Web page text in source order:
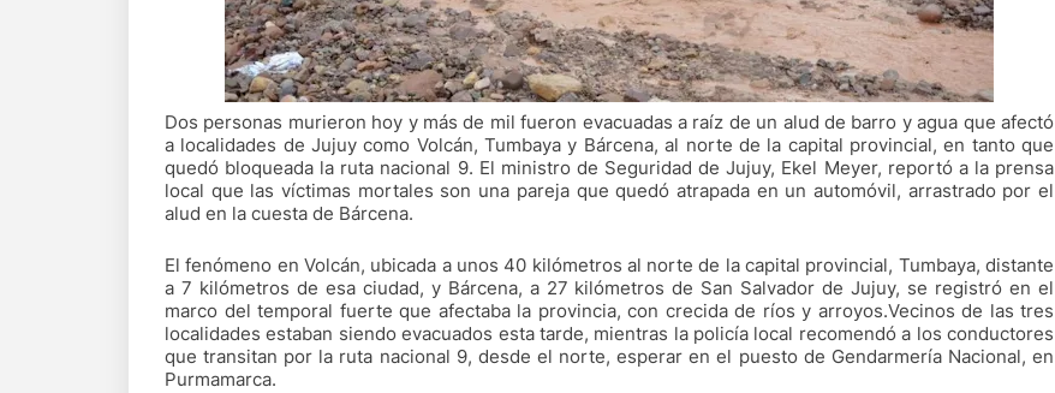
Dos personas murieron hoy y más de mil fueron evacuadas a raíz de un alud de barro y agua que afectó
a localidades de Jujuy como Volcán, Tumbaya y Bárcena, al norte de la capital provincial, en tanto que
quedó bloqueada la ruta nacional 9. El ministro de Seguridad de Jujuy, Ekel Meyer, reportó a la prensa
local que las víctimas mortales son una pareja que quedó atrapada en un automóvil, arrastrado por el
alud en la cuesta de Bárcena.
El fenómeno en Volcán, ubicada a unos 40 kilómetros al norte de la capital provincial, Tumbaya, distante
a 7 kilómetros de esa ciudad, y Bárcena, a 27 kilómetros de San Salvador de Jujuy, se registró en el
marco del temporal fuerte que afectaba la provincia, con crecida de ríos y arroyos.Vecinos de las tres
localidades estaban siendo evacuados esta tarde, mientras la policía local recomendó a los conductores
que transitan por la ruta nacional 9, desde el norte, esperar en el puesto de Gendarmería Nacional, en
Purmamarca.